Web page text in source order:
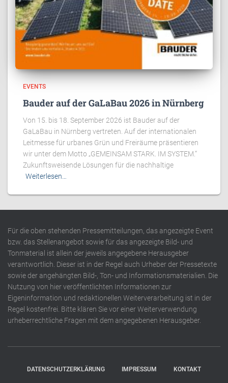
EVENTS
Bauder auf der GaLaBau 2026 in Nürnberg
Von 15. bis 18. September 2026 ist Bauder auf der
GaLaBau in Nürnberg vertreten. Auf der internationalen
Leitmesse für urbanes Grün und Freiräume präsentieren
wir unter dem Motto „GEMEINSAM STARK. IM SYSTEM.“
Zukunftsweisende Lösungen für die nachhaltige
Weiterlesen…
Für die oben stehenden Pressemitteilungen, das angezeigte Event
bzw. das Stellenangebot sowie für das angezeigte Bild- und
Tonmaterial ist allein der jeweils angegebene Herausgeber
verantwortlich. Dieser ist in der Regel auch Urheber der Pressetexte
sowie der angehängten Bild-, Ton- und Informationsmaterialien. Die
Nutzung von hier veröffentlichten Informationen zur
Eigeninformation und redaktionellen Weiterverarbeitung ist in der
Regel kostenfrei. Bitte klären Sie vor einer Weiterverwendung
urheberrechtliche Fragen mit dem angegebenen Herausgeber.
DATENSCHUTZERKLÄRUNG IMPRESSUM KONTAKT